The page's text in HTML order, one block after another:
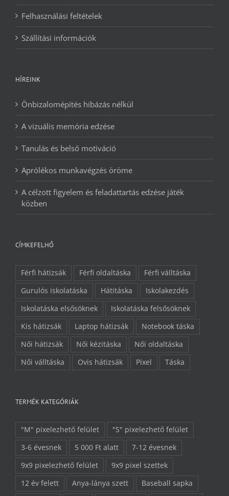
Felhasználási feltételek
Szállítási információk
HÍREINK
Önbizalomépítés hibázás nélkül
A vizuális memória edzése
Tanulás és belső motiváció
Aprólékos munkavégzés öröme
A célzott figyelem és feladattartás edzése játék
közben
CÍMKEFELHŐ
Férfi hátizsák Férfi oldaltáska
Férfi válltáska
Gurulós iskolatáska
Hátitáska
Iskolakezdés
Iskolatáska elsősöknek
Iskolatáska felsősöknek
Kis hátizsák
Laptop hátizsák
Notebook táska
Női hátizsák
Női kézitáska
Női oldaltáska
Női válltáska
Ovis hátizsák Pixel Táska
TERMÉK KATEGÓRIÁK
"M" pixelezhető felület
"S" pixelezhető felület
3-6 évesnek
5 000 Ft alatt
7-12 évesnek
9x9 pixelezhető felület
9x9 pixel szettek
12 év felett
Anya-lánya szett
Baseball sapka